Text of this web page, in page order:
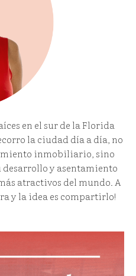
en el sur de la Florida
la ciudad día a día, no
inmobiliario, sino
y asentamiento
atractivos del mundo. A
y la idea es compartirlo!